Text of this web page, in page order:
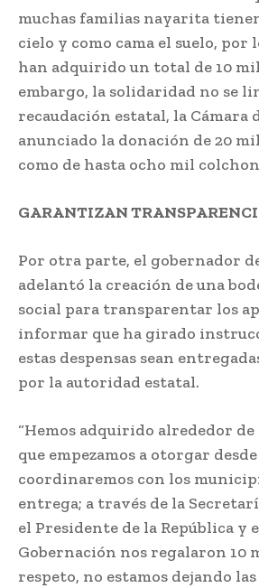
muchas familias nayarita
cielo y como cama el suelo, por
han adquirido un total de 10
embargo, la solidaridad no se
recaudación estatal, la Cámara
anunciado la donación de 20
como de hasta ocho mil
GARANTIZAN
Por otra parte, el gobernador
adelantó la creación de una
social para transparentar los
informar que ha girado
estas despensas sean
por la autoridad estatal.
“Hemos adquirido alrededor de
que empezamos a otorgar
coordinaremos con los
entrega; a través de la
el Presidente de la República y
Gobernación nos regalaron 10
respeto, no estamos dejando las